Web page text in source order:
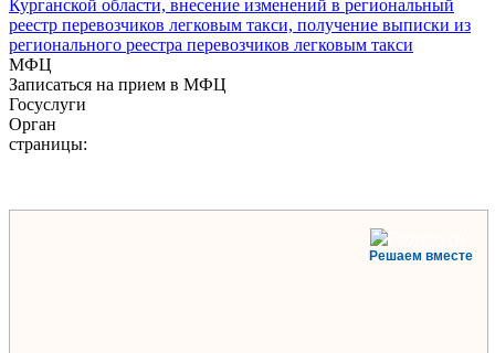
Курганской области, внесение изменений в региональный
реестр перевозчиков легковым такси, получение выписки из
регионального реестра перевозчиков легковым такси
МФЦ
Записаться на прием в МФЦ
Госуслуги
Орган
страницы:
Решаем вместе